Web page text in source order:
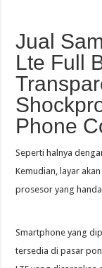
Jual
Lte Full
Phone
Seperti halnya
Kemudian, layar
prosesor yang
Smartphone yang
tersedia di pasar